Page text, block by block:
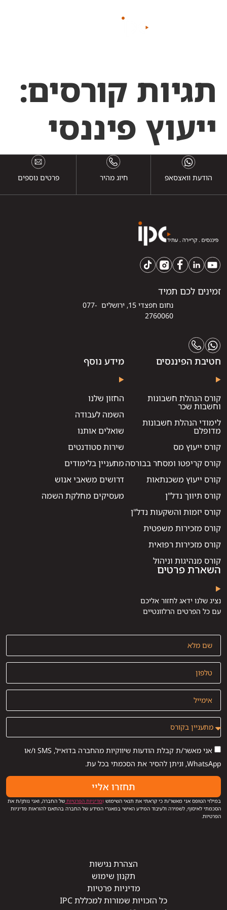
תגיות קורסים:
ייעוץ פיננסי
הודעת וואצסאפ חיוג מהיר פרטים נוספים
זמינים לכם תמיד
נחום חפצדי 15, ירושלים 077-
2760060
חטיבת הפיננסים
קורס הנהלת חשבונות
וחשבות שכר
לימודי הנהלת חשבונות
מדופלם
קורס ייעוץ מס
קורס קריפטו ומסחר בבורסה
קורס ייעוץ משכנתאות
קורס תיווך נדל"ן
קורס יזמות והשקעות נדל"ן
קורס מזכירות משפטית
קורס מזכירות רפואית
קורס מנהיגות וניהול
מידע נוסף
החזון שלנו
השמה לעבודה
שואלים אותנו
שירות סטודנטים
מתעניין בלימודים
דרושים משאבי אנוש
מעסיקים מחלקת השמה
השארת פרטים
נציג שלנו ידאג לחזור אליכם
עם כל הפרטים הרלוונטיים
אני מאשר/ת קבלת הודעות שיווקיות מהחברה בדוא״ל, SMS ו/או
WhatsApp, וניתן להסיר את הסכמתי בכל עת.
תחזרו אליי
במילוי הטופס אני מאשר/ת כי קראתי את תנאי השימוש ומדיניות הפרטיות של החברה, ואני נותן/ת את
הסכמתי לאיסוף, לשמירה ולעיבוד המידע האישי במאגרי המידע של החברה בהתאם להוראות מדיניות
הפרטיות.
הצהרת נגישות
תקנון שימוש
מדיניות פרטיות
כל הזכויות שמורות למכללת IPC